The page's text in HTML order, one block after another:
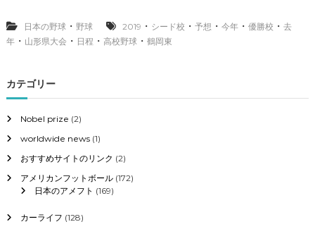
県
9
日本の野球・ 野球 2019 ・ シード校 ・ 予想 ・ 今年・ 優勝校 ・ 去
年・ 山形県大会 ・ 日程 ・ 高校野球・ 鶴岡東
カテゴリー
Nobel prize (2)
worldwide news(1)
おすすめサイトのリンク (2)
アメリカンフットボール(172)
日本のアメフト (169)
カーライフ (128)